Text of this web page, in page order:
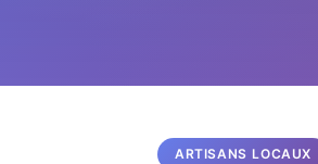
ARTISANS LOCAUX